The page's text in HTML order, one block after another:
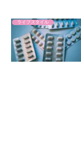
ライフスタイル